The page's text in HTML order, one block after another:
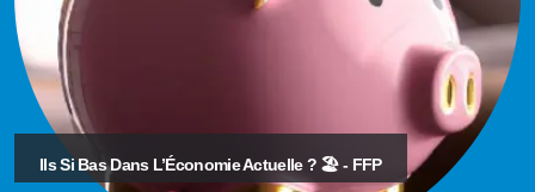
Ils Si Bas Dans L’Économie Actuelle ? 🏖️ - FFP